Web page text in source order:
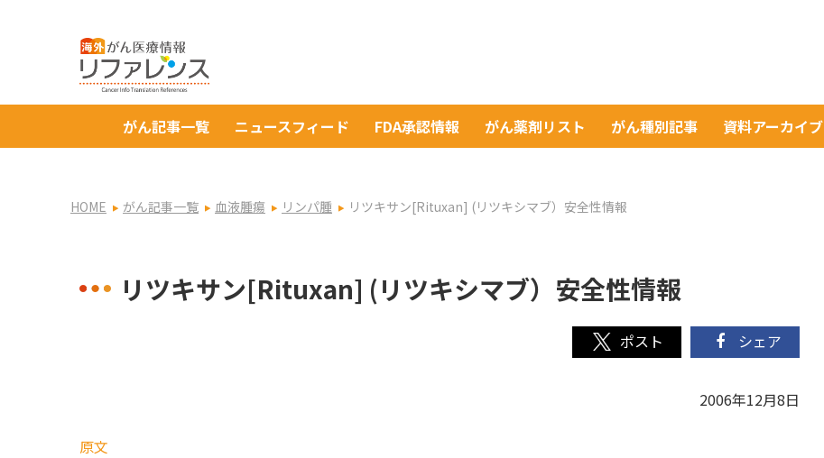
がん記事一覧 ニュースフィード FDA承認情報 がん薬剤リスト がん種別記事 資料アーカイブ
HOME がん記事一覧 血液腫瘍 リンパ腫 リツキサン[Rituxan] (リツキシマブ）安全性情報
リツキサン[Rituxan] (リツキシマブ）安全性情報
シェア
2006年12月8日
原文